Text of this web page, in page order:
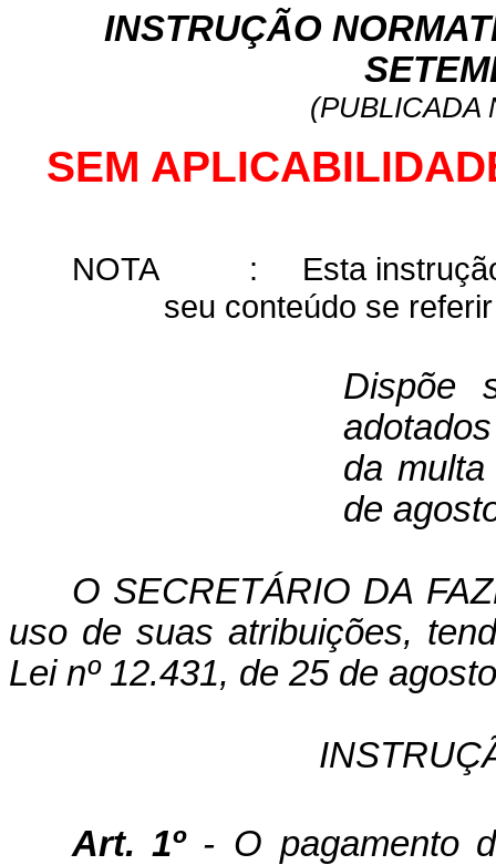
INSTRUÇÃO
(PUBLICADA
SEM
NOTA :
Esta
seu conteúdo se
Dispõe
da
de
O SECRETÁRIO DA
uso de suas atribuições,
Lei nº 12.431, de 25 de
Art. 1º- O pagamento